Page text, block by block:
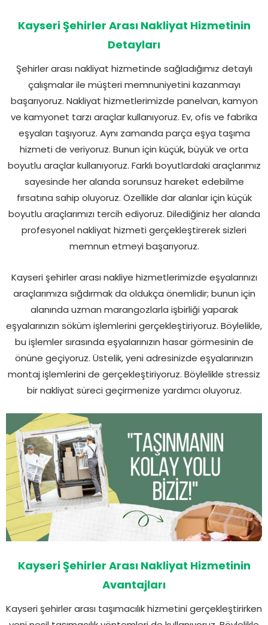
Kayseri Şehirler Arası Nakliyat Hizmetinin
Detayları
Şehirler arası nakliyat hizmetinde sağladığımız detaylı
çalışmalar ile müşteri memnuniyetini kazanmayı
başarıyoruz. Nakliyat hizmetlerimizde panelvan, kamyon
ve kamyonet tarzı araçlar kullanıyoruz. Ev, ofis ve fabrika
eşyaları taşıyoruz. Aynı zamanda parça eşya taşıma
hizmeti de veriyoruz. Bunun için küçük, büyük ve orta
boyutlu araçlar kullanıyoruz. Farklı boyutlardaki araçlarımız
sayesinde her alanda sorunsuz hareket edebilme
fırsatına sahip oluyoruz. Özellikle dar alanlar için küçük
boyutlu araçlarımızı tercih ediyoruz. Dilediğiniz her alanda
profesyonel nakliyat hizmeti gerçekleştirerek sizleri
memnun etmeyi başarıyoruz.
Kayseri şehirler arası nakliye hizmetlerimizde eşyalarınızı
araçlarımıza sığdırmak da oldukça önemlidir; bunun için
alanında uzman marangozlarla işbirliği yaparak
eşyalarınızın söküm işlemlerini gerçekleştiriyoruz. Böylelikle,
bu işlemler sırasında eşyalarınızın hasar görmesinin de
önüne geçiyoruz. Üstelik, yeni adresinizde eşyalarınızın
montaj işlemlerini de gerçekleştiriyoruz. Böylelikle stressiz
bir nakliyat süreci geçirmenize yardımcı oluyoruz.
Kayseri Şehirler Arası Nakliyat Hizmetinin
Avantajları
Kayseri şehirler arası taşımacılık hizmetini gerçekleştirirken